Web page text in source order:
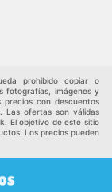
prohibido copiar o
fotografías, imágenes y
con descuentos
Las ofertas son válidas
El objetivo de este sitio
Los precios pueden